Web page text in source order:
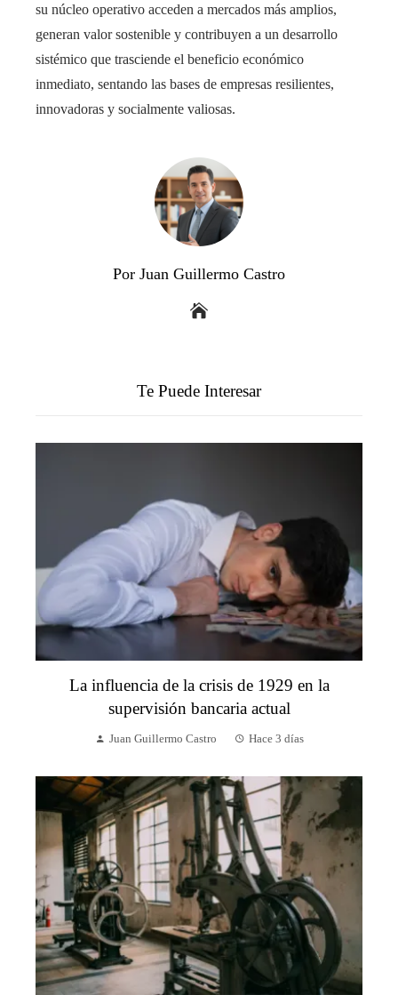
su núcleo operativo acceden a mercados más amplios,
generan valor sostenible y contribuyen a un desarrollo
sistémico que trasciende el beneficio económico
inmediato, sentando las bases de empresas resilientes,
innovadoras y socialmente valiosas.
Por Juan Guillermo Castro
Te Puede Interesar
La influencia de la crisis de 1929 en la
supervisión bancaria actual
Juan Guillermo Castro Hace 3 días